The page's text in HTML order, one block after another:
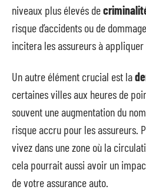
niveaux plus élevés de
risque d’accidents ou de
incitera les assureurs à
Un autre élément crucial est la
certaines villes aux heures de
souvent une augmentation du
risque accru pour les assureurs.
vivez dans une zone où la
cela pourrait aussi avoir un
de votre assurance auto.